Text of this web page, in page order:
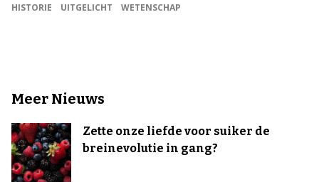
HISTORIE
UITGELICHT WETENSCHAP
Meer Nieuws
Zette onze liefde voor suiker de
breinevolutie in gang?